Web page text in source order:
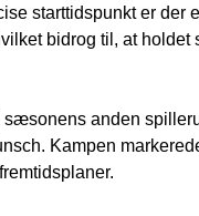
starttidspunkt er
bidrog til, at
anden
Kampen